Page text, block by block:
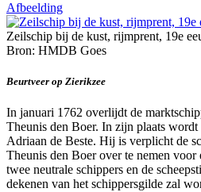
Afbeelding
Zeilschip bij de kust, rijmprent, 19e
Bron: HMDB Goes
Beurtveer op Zierikzee
In januari 1762 overlijdt de
Theunis den Boer. In zijn plaats wordt
Adriaan de Beste. Hij is verplicht de
Theunis den Boer over te nemen voor
twee neutrale schippers en de
dekenen van het schippersgilde zal